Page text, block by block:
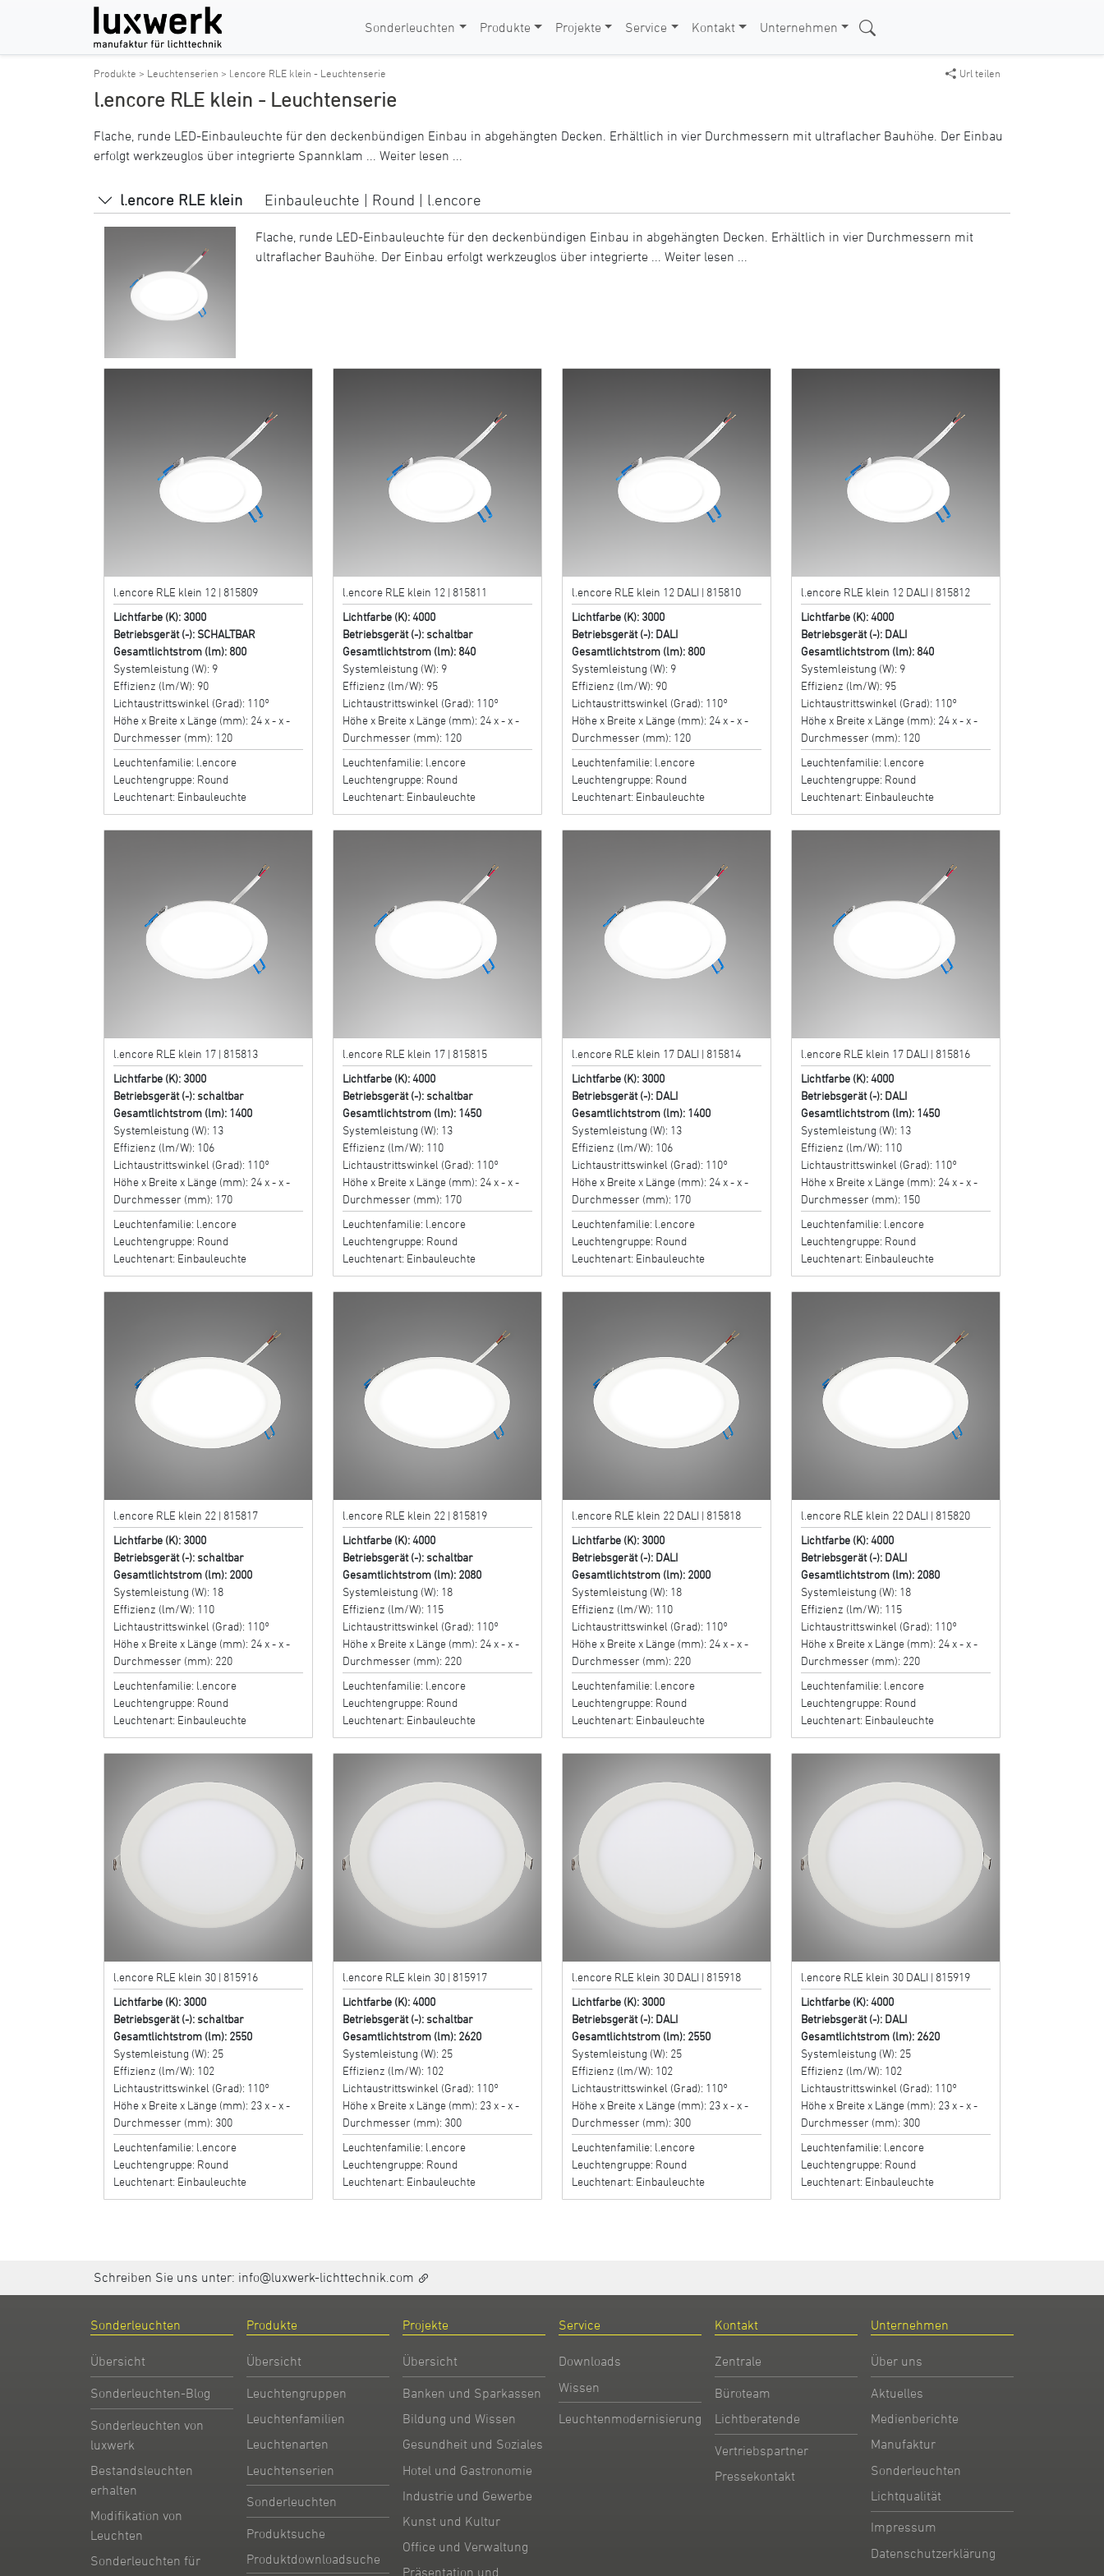
Sonderleuchten Produkte Projekte Service Kontakt Unternehmen
Produkte > Leuchtenserien > l.encore RLE klein - Leuchtenserie Url teilen
l.encore RLE klein - Leuchtenserie
Flache, runde LED-Einbauleuchte für den deckenbündigen Einbau in abgehängten Decken. Erhältlich in vier Durchmessern mit ultraflacher Bauhöhe. Der Einbau
erfolgt werkzeuglos über integrierte Spannklam ... Weiter lesen ...
l.encore RLE klein Einbauleuchte | Round | l.encore
Flache, runde LED-Einbauleuchte für den deckenbündigen Einbau in abgehängten Decken. Erhältlich in vier Durchmessern mit
ultraflacher Bauhöhe. Der Einbau erfolgt werkzeuglos über integrierte ... Weiter lesen ...
l.encore RLE klein 12 | 815809
Lichtfarbe (K): 3000
Betriebsgerät (-): SCHALTBAR
Gesamtlichtstrom (lm): 800
Systemleistung (W): 9
Effizienz (lm/W): 90
Lichtaustrittswinkel (Grad): 110°
Höhe x Breite x Länge (mm): 24 x - x -
Durchmesser (mm): 120
Leuchtenfamilie: l.encore
Leuchtengruppe: Round
Leuchtenart: Einbauleuchte
l.encore RLE klein 12 | 815811
Lichtfarbe (K): 4000
Betriebsgerät (-): schaltbar
Gesamtlichtstrom (lm): 840
Systemleistung (W): 9
Effizienz (lm/W): 95
Lichtaustrittswinkel (Grad): 110°
Höhe x Breite x Länge (mm): 24 x - x -
Durchmesser (mm): 120
Leuchtenfamilie: l.encore
Leuchtengruppe: Round
Leuchtenart: Einbauleuchte
l.encore RLE klein 12 DALI | 815810
Lichtfarbe (K): 3000
Betriebsgerät (-): DALI
Gesamtlichtstrom (lm): 800
Systemleistung (W): 9
Effizienz (lm/W): 90
Lichtaustrittswinkel (Grad): 110°
Höhe x Breite x Länge (mm): 24 x - x -
Durchmesser (mm): 120
Leuchtenfamilie: l.encore
Leuchtengruppe: Round
Leuchtenart: Einbauleuchte
l.encore RLE klein 12 DALI | 815812
Lichtfarbe (K): 4000
Betriebsgerät (-): DALI
Gesamtlichtstrom (lm): 840
Systemleistung (W): 9
Effizienz (lm/W): 95
Lichtaustrittswinkel (Grad): 110°
Höhe x Breite x Länge (mm): 24 x - x -
Durchmesser (mm): 120
Leuchtenfamilie: l.encore
Leuchtengruppe: Round
Leuchtenart: Einbauleuchte
l.encore RLE klein 17 | 815813
Lichtfarbe (K): 3000
Betriebsgerät (-): schaltbar
Gesamtlichtstrom (lm): 1400
Systemleistung (W): 13
Effizienz (lm/W): 106
Lichtaustrittswinkel (Grad): 110°
Höhe x Breite x Länge (mm): 24 x - x -
Durchmesser (mm): 170
Leuchtenfamilie: l.encore
Leuchtengruppe: Round
Leuchtenart: Einbauleuchte
l.encore RLE klein 17 | 815815
Lichtfarbe (K): 4000
Betriebsgerät (-): schaltbar
Gesamtlichtstrom (lm): 1450
Systemleistung (W): 13
Effizienz (lm/W): 110
Lichtaustrittswinkel (Grad): 110°
Höhe x Breite x Länge (mm): 24 x - x -
Durchmesser (mm): 170
Leuchtenfamilie: l.encore
Leuchtengruppe: Round
Leuchtenart: Einbauleuchte
l.encore RLE klein 17 DALI | 815814
Lichtfarbe (K): 3000
Betriebsgerät (-): DALI
Gesamtlichtstrom (lm): 1400
Systemleistung (W): 13
Effizienz (lm/W): 106
Lichtaustrittswinkel (Grad): 110°
Höhe x Breite x Länge (mm): 24 x - x -
Durchmesser (mm): 170
Leuchtenfamilie: l.encore
Leuchtengruppe: Round
Leuchtenart: Einbauleuchte
l.encore RLE klein 17 DALI | 815816
Lichtfarbe (K): 4000
Betriebsgerät (-): DALI
Gesamtlichtstrom (lm): 1450
Systemleistung (W): 13
Effizienz (lm/W): 110
Lichtaustrittswinkel (Grad): 110°
Höhe x Breite x Länge (mm): 24 x - x -
Durchmesser (mm): 150
Leuchtenfamilie: l.encore
Leuchtengruppe: Round
Leuchtenart: Einbauleuchte
l.encore RLE klein 22 | 815817
Lichtfarbe (K): 3000
Betriebsgerät (-): schaltbar
Gesamtlichtstrom (lm): 2000
Systemleistung (W): 18
Effizienz (lm/W): 110
Lichtaustrittswinkel (Grad): 110°
Höhe x Breite x Länge (mm): 24 x - x -
Durchmesser (mm): 220
Leuchtenfamilie: l.encore
Leuchtengruppe: Round
Leuchtenart: Einbauleuchte
l.encore RLE klein 22 | 815819
Lichtfarbe (K): 4000
Betriebsgerät (-): schaltbar
Gesamtlichtstrom (lm): 2080
Systemleistung (W): 18
Effizienz (lm/W): 115
Lichtaustrittswinkel (Grad): 110°
Höhe x Breite x Länge (mm): 24 x - x -
Durchmesser (mm): 220
Leuchtenfamilie: l.encore
Leuchtengruppe: Round
Leuchtenart: Einbauleuchte
l.encore RLE klein 22 DALI | 815818
Lichtfarbe (K): 3000
Betriebsgerät (-): DALI
Gesamtlichtstrom (lm): 2000
Systemleistung (W): 18
Effizienz (lm/W): 110
Lichtaustrittswinkel (Grad): 110°
Höhe x Breite x Länge (mm): 24 x - x -
Durchmesser (mm): 220
Leuchtenfamilie: l.encore
Leuchtengruppe: Round
Leuchtenart: Einbauleuchte
l.encore RLE klein 22 DALI | 815820
Lichtfarbe (K): 4000
Betriebsgerät (-): DALI
Gesamtlichtstrom (lm): 2080
Systemleistung (W): 18
Effizienz (lm/W): 115
Lichtaustrittswinkel (Grad): 110°
Höhe x Breite x Länge (mm): 24 x - x -
Durchmesser (mm): 220
Leuchtenfamilie: l.encore
Leuchtengruppe: Round
Leuchtenart: Einbauleuchte
l.encore RLE klein 30 | 815916
Lichtfarbe (K): 3000
Betriebsgerät (-): schaltbar
Gesamtlichtstrom (lm): 2550
Systemleistung (W): 25
Effizienz (lm/W): 102
Lichtaustrittswinkel (Grad): 110°
Höhe x Breite x Länge (mm): 23 x - x -
Durchmesser (mm): 300
Leuchtenfamilie: l.encore
Leuchtengruppe: Round
Leuchtenart: Einbauleuchte
l.encore RLE klein 30 | 815917
Lichtfarbe (K): 4000
Betriebsgerät (-): schaltbar
Gesamtlichtstrom (lm): 2620
Systemleistung (W): 25
Effizienz (lm/W): 102
Lichtaustrittswinkel (Grad): 110°
Höhe x Breite x Länge (mm): 23 x - x -
Durchmesser (mm): 300
Leuchtenfamilie: l.encore
Leuchtengruppe: Round
Leuchtenart: Einbauleuchte
l.encore RLE klein 30 DALI | 815918
Lichtfarbe (K): 3000
Betriebsgerät (-): DALI
Gesamtlichtstrom (lm): 2550
Systemleistung (W): 25
Effizienz (lm/W): 102
Lichtaustrittswinkel (Grad): 110°
Höhe x Breite x Länge (mm): 23 x - x -
Durchmesser (mm): 300
Leuchtenfamilie: l.encore
Leuchtengruppe: Round
Leuchtenart: Einbauleuchte
l.encore RLE klein 30 DALI | 815919
Lichtfarbe (K): 4000
Betriebsgerät (-): DALI
Gesamtlichtstrom (lm): 2620
Systemleistung (W): 25
Effizienz (lm/W): 102
Lichtaustrittswinkel (Grad): 110°
Höhe x Breite x Länge (mm): 23 x - x -
Durchmesser (mm): 300
Leuchtenfamilie: l.encore
Leuchtengruppe: Round
Leuchtenart: Einbauleuchte
Schreiben Sie uns unter: info@luxwerk-lichttechnik.com
Sonderleuchten
Übersicht
Sonderleuchten-Blog
Sonderleuchten von
luxwerk
Bestandsleuchten
erhalten
Modifikation von
Leuchten
Sonderleuchten für
Produkte
Übersicht
Leuchtengruppen
Leuchtenfamilien
Leuchtenarten
Leuchtenserien
Sonderleuchten
Produktsuche
Produktdownloadsuche
Projekte
Übersicht
Banken und Sparkassen
Bildung und Wissen
Gesundheit und Soziales
Hotel und Gastronomie
Industrie und Gewerbe
Kunst und Kultur
Office und Verwaltung
Präsentation und
Service
Downloads
Wissen
Leuchtenmodernisierung
Kontakt
Zentrale
Büroteam
Lichtberatende
Vertriebspartner
Pressekontakt
Unternehmen
Über uns
Aktuelles
Medienberichte
Manufaktur
Sonderleuchten
Lichtqualität
Impressum
Datenschutzerklärung